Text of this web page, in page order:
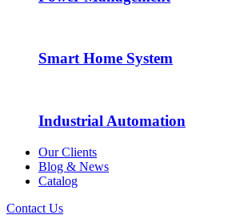
Smart Home System
Industrial Automation
Our Clients
Blog & News
Catalog
Contact Us